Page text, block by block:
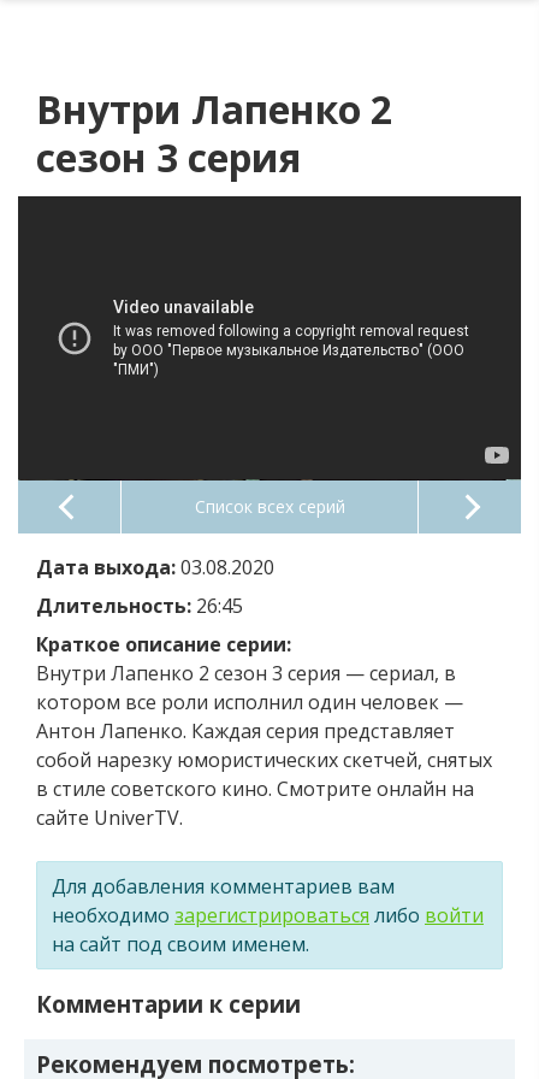
Внутри Лапенко 2
сезон 3 серия
Список всех серий
Дата выхода:03.08.2020
Длительность: 26:45
Краткое описание серии:
Внутри Лапенко 2 сезон 3 серия — сериал, в
котором все роли исполнил один человек —
Антон Лапенко. Каждая серия представляет
собой нарезку юмористических скетчей, снятых
в стиле советского кино. Смотрите онлайн на
сайте UniverTV.
Для добавления комментариев вам
необходимо зарегистрироваться либо войти
на сайт под своим именем.
Комментарии к серии
Рекомендуем посмотреть: